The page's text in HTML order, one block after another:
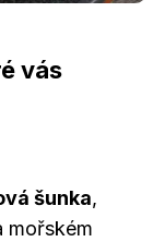
vás
šunka,
mořském